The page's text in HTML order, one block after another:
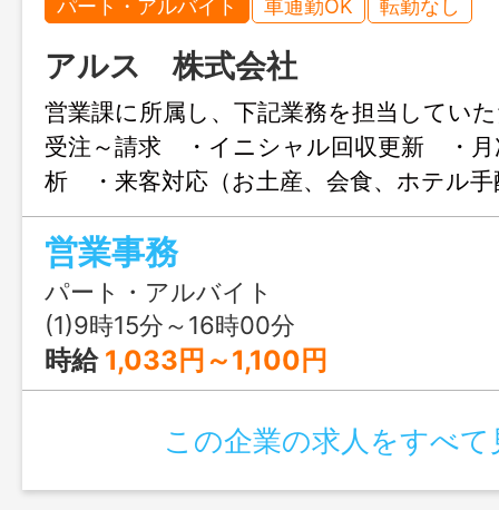
パート・アルバイト 車通勤OK 転勤なし
アルス 株式会社
営業課に所属し、下記業務を担当してい
受注～請求 ・イニシャル回収更新 ・月
析 ・来客対応（お土産、会食、ホテル
マスタ管理 ・単価マスタ登録更新 ・
営業活動における集計作業 ※業務に慣れ
指導いたします。 ※外出には社用車を使
す。 変更範囲：会社が定める業務
営業事務
パート・アルバイト
(1)9時15分～16時00分
時給 1,033円～1,100円
この企業の求人をすべて